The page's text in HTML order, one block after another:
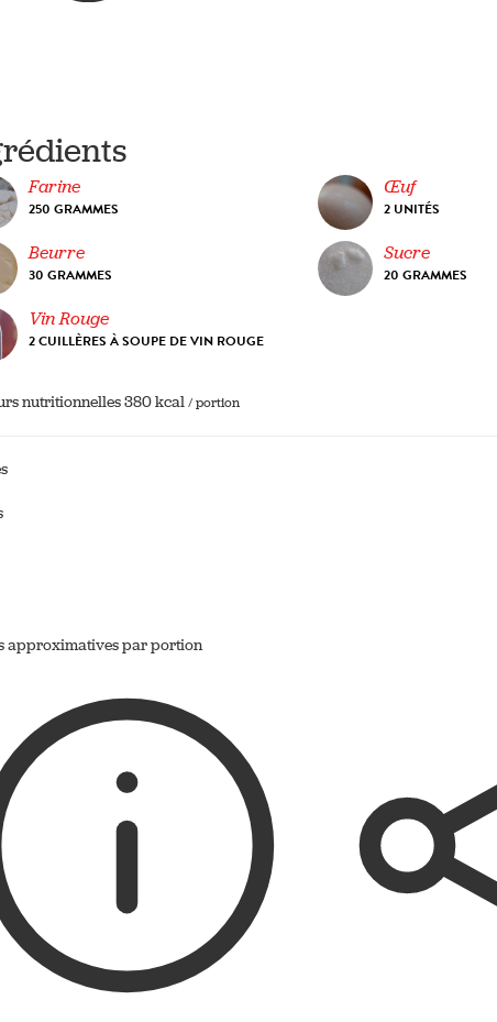
Farine
250 GRAMMES
Œuf
2 UNITÉS
Beurre
30 GRAMMES
Sucre
20 GRAMMES
Vin Rouge
2 CUILLÈRES À SOUPE DE VIN ROUGE
nutritionnelles380 kcal/ portion
approximatives par portion